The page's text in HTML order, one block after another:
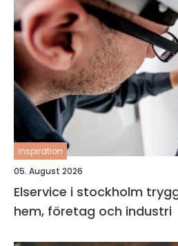
inspiration
05. August 2026
Elservice i stockholm trygg el i vardagen för
hem, företag och industri